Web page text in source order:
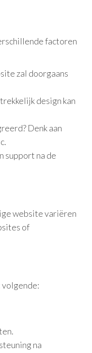
factoren
zal doorgaans
design kan
Denk aan
support na de
website variëren
of
volgende:
na